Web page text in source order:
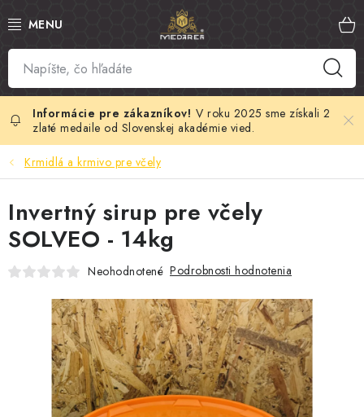
na
SLOVENSKÝ MED
MANUKA MED
VČELÍ PEĽ
MATERSKÁ KAŠIČKA
VČELÍ JED
MEDOVÁ KOZMETIKA
MEDOVINA
MEDOVÉ DARČEKOVÉ SETY
V roku 2025 sme získali 2
zlaté medaile od Slovenskej akadémie vied.
Krmidlá a krmivo pre včely
Invertný sirup pre včely
SOLVEO - 14kg
Neohodnotené Podrobnosti hodnotenia